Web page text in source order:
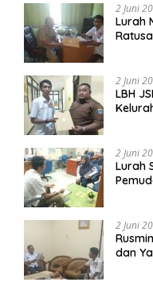
2 Juni
Lurah
2 Juni
LBH
150
2 Juni
Lurah
2 Juni
dan